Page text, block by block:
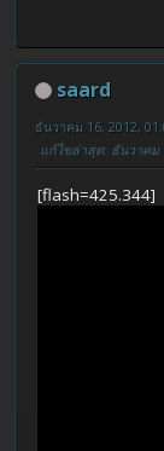
saard
ธันวาคม 16, 2012,
แก้ไขล่าสุด: ธันวาคม
[flash=425.344]